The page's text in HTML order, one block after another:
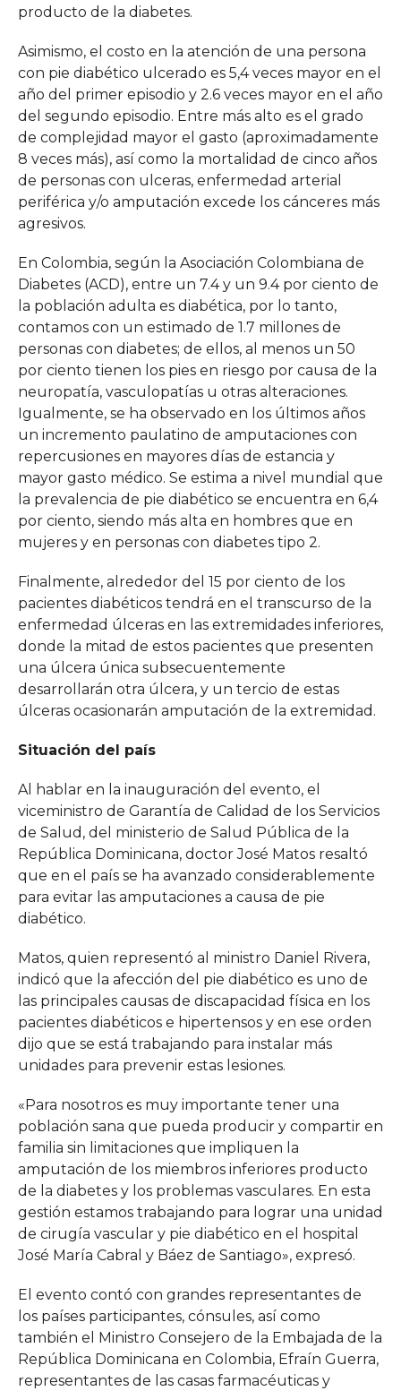
producto de la diabetes.
Asimismo, el costo en la atención de una persona
con pie diabético ulcerado es 5,4 veces mayor en el
año del primer episodio y 2.6 veces mayor en el año
del segundo episodio. Entre más alto es el grado
de complejidad mayor el gasto (aproximadamente
8 veces más), así como la mortalidad de cinco años
de personas con ulceras, enfermedad arterial
periférica y/o amputación excede los cánceres más
agresivos.
En Colombia, según la Asociación Colombiana de
Diabetes (ACD), entre un 7.4 y un 9.4 por ciento de
la población adulta es diabética, por lo tanto,
contamos con un estimado de 1.7 millones de
personas con diabetes; de ellos, al menos un 50
por ciento tienen los pies en riesgo por causa de la
neuropatía, vasculopatías u otras alteraciones.
Igualmente, se ha observado en los últimos años
un incremento paulatino de amputaciones con
repercusiones en mayores días de estancia y
mayor gasto médico. Se estima a nivel mundial que
la prevalencia de pie diabético se encuentra en 6,4
por ciento, siendo más alta en hombres que en
mujeres y en personas con diabetes tipo 2.
Finalmente, alrededor del 15 por ciento de los
pacientes diabéticos tendrá en el transcurso de la
enfermedad úlceras en las extremidades inferiores,
donde la mitad de estos pacientes que presenten
una úlcera única subsecuentemente
desarrollarán otra úlcera, y un tercio de estas
úlceras ocasionarán amputación de la extremidad.
Situación del país
Al hablar en la inauguración del evento, el
viceministro de Garantía de Calidad de los Servicios
de Salud, del ministerio de Salud Pública de la
República Dominicana, doctor José Matos resaltó
que en el país se ha avanzado considerablemente
para evitar las amputaciones a causa de pie
diabético.
Matos, quien representó al ministro Daniel Rivera,
indicó que la afección del pie diabético es uno de
las principales causas de discapacidad física en los
pacientes diabéticos e hipertensos y en ese orden
dijo que se está trabajando para instalar más
unidades para prevenir estas lesiones.
«Para nosotros es muy importante tener una
población sana que pueda producir y compartir en
familia sin limitaciones que impliquen la
amputación de los miembros inferiores producto
de la diabetes y los problemas vasculares. En esta
gestión estamos trabajando para lograr una unidad
de cirugía vascular y pie diabético en el hospital
José María Cabral y Báez de Santiago», expresó.
El evento contó con grandes representantes de
los países participantes, cónsules, así como
también el Ministro Consejero de la Embajada de la
República Dominicana en Colombia, Efraín Guerra,
representantes de las casas farmacéuticas y